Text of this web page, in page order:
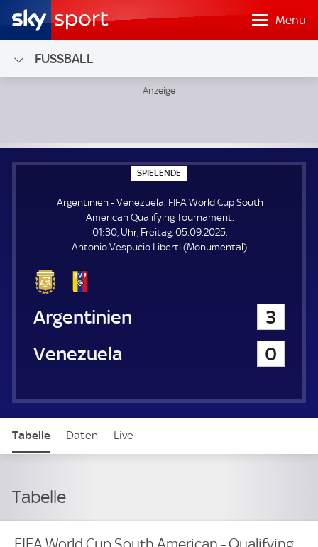
Menü
FUSSBALL
SPIELENDE
P
E
L
E
N
D
E
Argentinien - Venezuela. FIFA World Cup South
American Qualifying Tournament.
01:30, Uhr, Freitag, 05.09.2025.
Antonio Vespucio Liberti (Monumental).
Argentinien
3
Venezuela
0
Tabelle Daten Live
Tabelle